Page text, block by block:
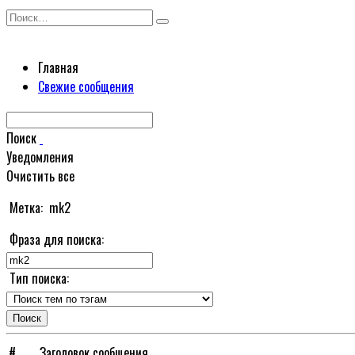
Перейти
Search
Главная
Свежие сообщения
Поиск
Уведомления
Очистить все
Метка: mk2
Фраза для поиска:
Тип поиска: